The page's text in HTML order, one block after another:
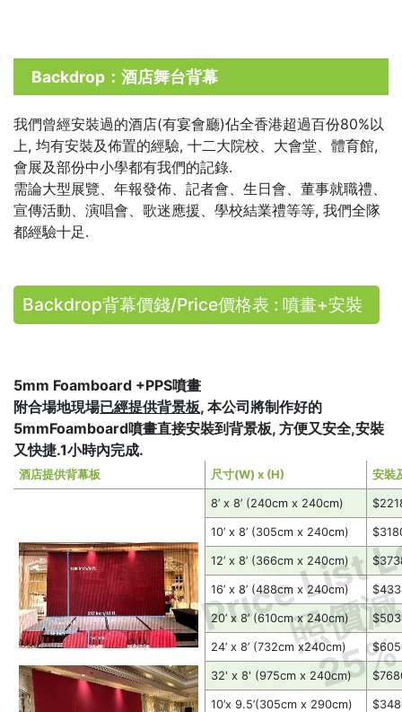
Price List
照價
25%
Backdrop：酒店舞台背幕
我們曾經安裝過的酒店(有宴會廳)佔全香港超過百份80%以
上, 均有安裝及佈置的經驗, 十二大院校、大會堂、體育館,
會展及部份中小學都有我們的記錄.
需論大型展覽、年報發佈、記者會、生日會、董事就職禮、
宣傳活動、演唱會、歌迷應援、學校結業禮等等, 我們全隊
都經驗十足.
Backdrop背幕價錢/Price價格表 : 噴畫+安裝
5mm Foamboard +PPS噴畫
附合場地現場已經提供背景板, 本公司將制作好的
5mmFoamboard噴畫直接安裝到背景板, 方便又安全,安裝
又快捷.1小時內完成.
酒店提供背幕板 尺寸(W) x (H) 安裝
8’ x 8’ (240cm x 240cm)
10’ x 8’ (305cm x 240cm)
12’ x 8’ (366cm x 240cm)
16’ x 8’ (488cm x 240cm)
20’ x 8’ (610cm x 240cm)
24’ x 8’ (732cm x240cm)
32' x 8' (975cm x 240cm)
10’x 9.5’(305cm x 290cm)